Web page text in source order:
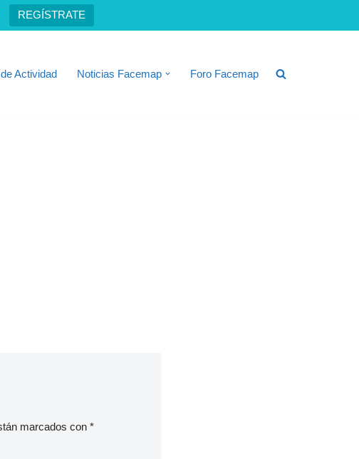
REGÍSTRATE
Actividad Noticias Facemap Foro Facemap
marcados con *